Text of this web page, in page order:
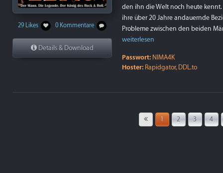
29 Likes 0 Kommentare
Details & Download
den ihn die Welt noch heute kennt.
ihre über 20 Jahre andauernde
Probleme zwischen den beiden
weiterlesen
Passwort: NIMA4K
Hoster: Rapidgator, DDL.to
1 2 3 4